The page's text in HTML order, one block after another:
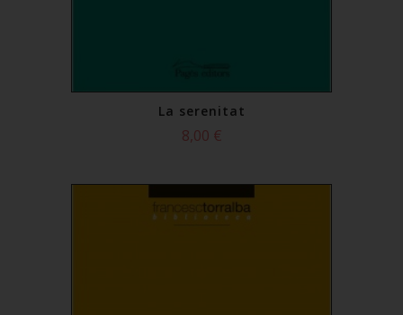
La serenitat
8,00 €